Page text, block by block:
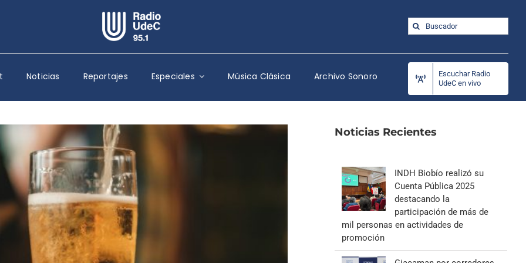
Escuchar Radio UdeC en vivo
Quiénes Somos
Programación
Podcast
Noticias
Reportajes
Columnas
Música Clásica
Especiales
Buscar:
Noticias Reportajes Especiales Música Clásica Archivo Sonoro
Escuchar Radio
UdeC en vivo
Noticias Recientes
INDH Biobío realizó su
Cuenta Pública 2025
destacando la
participación de más de
mil personas en actividades de
promoción